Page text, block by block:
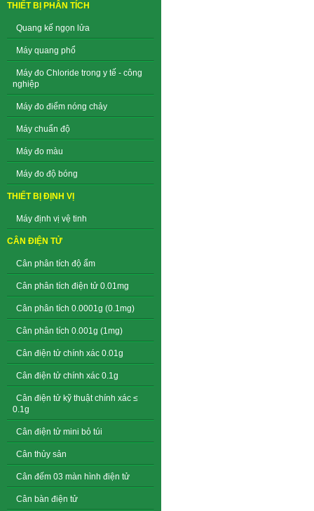
THIẾT BỊ PHÂN TÍCH
Quang kế ngọn lửa
Máy quang phổ
Máy đo Chloride trong y tế - công
nghiệp
Máy đo điểm nóng chảy
Máy chuẩn độ
Máy đo màu
Máy đo độ bóng
THIẾT BỊ ĐỊNH VỊ
Máy định vị vệ tinh
CÂN ĐIỆN TỬ
Cân phân tích độ ẩm
Cân phân tích điện tử 0.01mg
Cân phân tích 0.0001g (0.1mg)
Cân phân tích 0.001g (1mg)
Cân điện tử chính xác 0.01g
Cân điện tử chính xác 0.1g
Cân điện tử kỹ thuật chính xác ≤
0.1g
Cân điện tử mini bỏ túi
Cân thủy sản
Cân đếm 03 màn hình điện tử
Cân bàn điện tử